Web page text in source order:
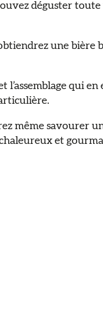
déguster toute
une bière
l’assemblage qui
même savourer
et